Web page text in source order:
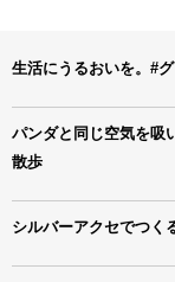
生活にうるおいを。#
パンダと同じ空気を
散歩
シルバーアクセでつく